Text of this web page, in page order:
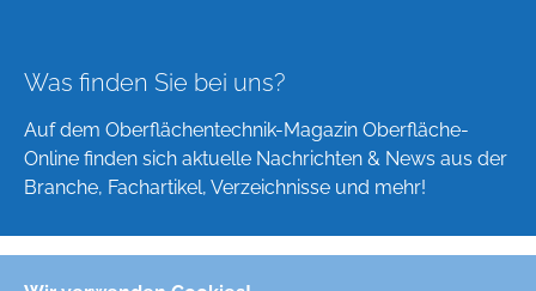
Was finden Sie bei uns?
Auf dem Oberflächentechnik-Magazin Oberfläche-
Online finden sich aktuelle Nachrichten & News aus der
Branche, Fachartikel, Verzeichnisse und mehr!